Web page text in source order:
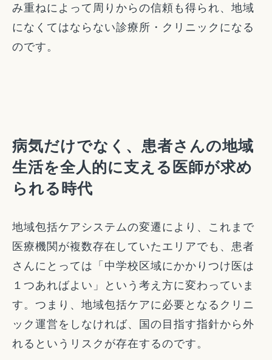
み重ねによって周りからの信頼も得られ、地域
になくてはならない診療所・クリニックになる
のです。
病気だけでなく、患者さんの地域
生活を全人的に支える医師が求め
られる時代
地域包括ケアシステムの変遷により、これまで
医療機関が複数存在していたエリアでも、患者
さんにとっては「中学校区域にかかりつけ医は
１つあればよい」という考え方に変わっていま
す。つまり、地域包括ケアに必要となるクリニ
ック運営をしなければ、国の目指す指針から外
れるというリスクが存在するのです。